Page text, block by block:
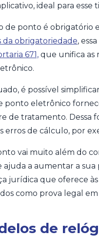
ideal para esse
de ponto é obrigatório
da obrigatoriedade,
671, que unifica as
é possível
ponto eletrônico
de tratamento. Dessa
erros de cálculo, por
vai muito além do
ajuda a aumentar a
jurídica que oferece
como prova legal em
de